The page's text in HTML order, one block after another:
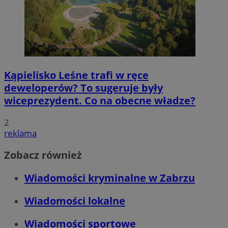
Kąpielisko Leśne trafi w ręce
deweloperów? To sugeruje były
wiceprezydent. Co na obecne władze?
2
reklama
Zobacz również
Wiadomości kryminalne w Zabrzu
Wiadomości lokalne
Wiadomości sportowe